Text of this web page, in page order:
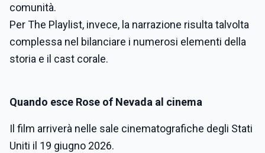
comunità.
Per The Playlist, invece, la narrazione risulta talvolta
complessa nel bilanciare i numerosi elementi della
storia e il cast corale.
Quando esce Rose of Nevada al cinema
Il film arriverà nelle sale cinematografiche degli Stati
Uniti il 19 giugno 2026.